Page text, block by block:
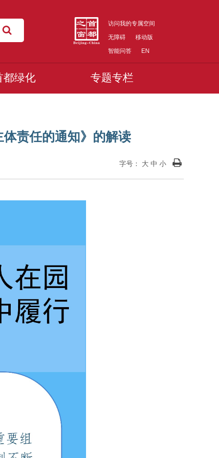
访问我的专属空间
无障碍
移动版
智能问答
EN
都绿化 专题专栏
责任的通知》的解读
字号： 大 中 小